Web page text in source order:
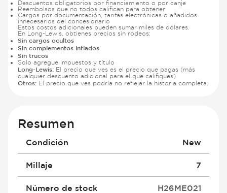
Descuentos obligatorios por financiamiento o por canje
Reembolsos que no todos califican para obtener
Cargos por documentación, tarifas electrónicas o añadidos
innecesarios del concesionario
Estos costos adicionales pueden sumar miles de dólares.
En Long-Lewis, obtienes precios sin rodeos:
Sin cargos ocultos
Sin complementos inflados
Sin trucos
Solo agregue impuestos y título
Long-Lewis: El precio que ves es el precio que pagas (más
cualquier descuento adicional para el que califiques)
Otros: El precio que ves podría no reflejar la historia completa.
Resumen
Condición New
Millaje 7
Número de stock H26ME021